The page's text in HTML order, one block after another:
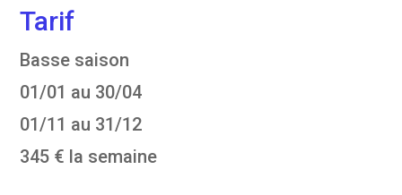
Tarif
Basse saison
01/01 au 30/04
01/11 au 31/12
345 € la semaine